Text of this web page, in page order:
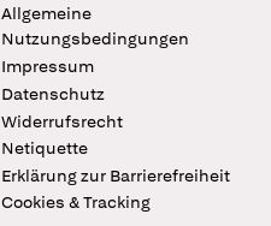
Allgemeine
Nutzungsbedingungen
Impressum
Datenschutz
Widerrufsrecht
Netiquette
Erklärung zur Barrierefreiheit
Cookies & Tracking